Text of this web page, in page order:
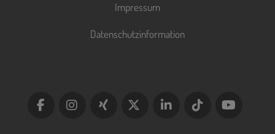
Impressum
Datenschutzinformation